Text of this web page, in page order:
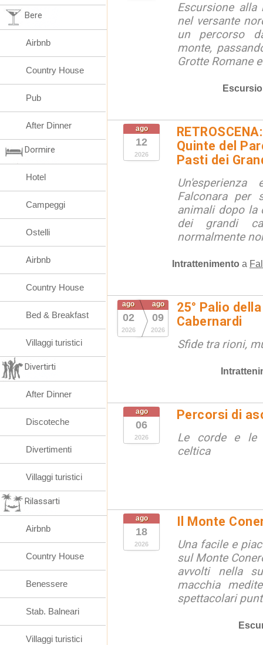
Escursione
nel versante
un percorso
monte,
Grotte Romane
ago
12
2026
Quinte del
Pasti dei
Falconara per
animali dopo la
dei grandi
normalmente
Intrattenimento a
ago
02
2026
ago
09
2026
25° Palio
Cabernardi
Sfide tra rioni,
ago
06
2026
Percorsi di
Le corde e le
celtica
ago
18
2026
Il Monte
Una facile e
sul Monte
avvolti nella
macchia
spettacolari
Bere
Airbnb
Country House
Pub
After Dinner
Dormire
Hotel
Campeggi
Ostelli
Airbnb
Country House
Bed & Breakfast
Villaggi turistici
Divertirti
After Dinner
Discoteche
Divertimenti
Villaggi turistici
Rilassarti
Airbnb
Country House
Benessere
Stab. Balneari
Villaggi turistici